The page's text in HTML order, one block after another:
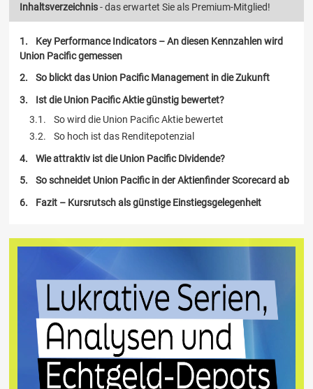
Inhaltsverzeichnis- das erwartet Sie als Premium-Mitglied!
Key Performance Indicators – An diesen Kennzahlen wird
Union Pacific gemessen
So blickt das Union Pacific Management in die Zukunft
Ist die Union Pacific Aktie günstig bewertet?
So wird die Union Pacific Aktie bewertet
So hoch ist das Renditepotenzial
Wie attraktiv ist die Union Pacific Dividende?
So schneidet Union Pacific in der Aktienfinder Scorecard ab
Fazit – Kursrutsch als günstige Einstiegsgelegenheit